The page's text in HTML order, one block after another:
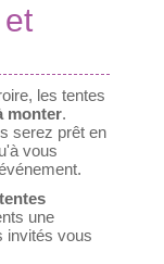
les tentes
monter.
serez prêt en
vous
une
invités vous